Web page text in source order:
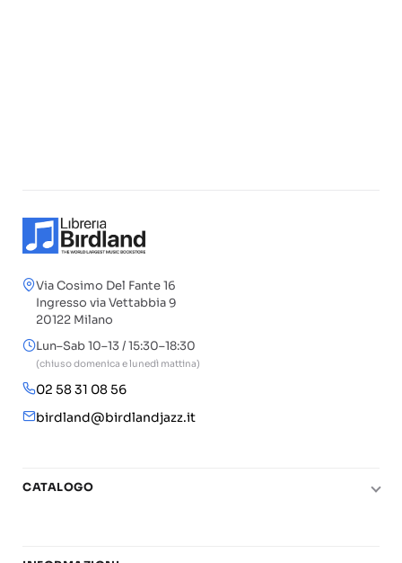
Via Cosimo Del Fante 16
Ingresso via Vettabbia 9
20122 Milano
Lun–Sab 10–13 / 15:30–18:30
(chiuso domenica e lunedì mattina)
02 58 31 08 56
birdland@birdlandjazz.it
CATALOGO
Chitarra